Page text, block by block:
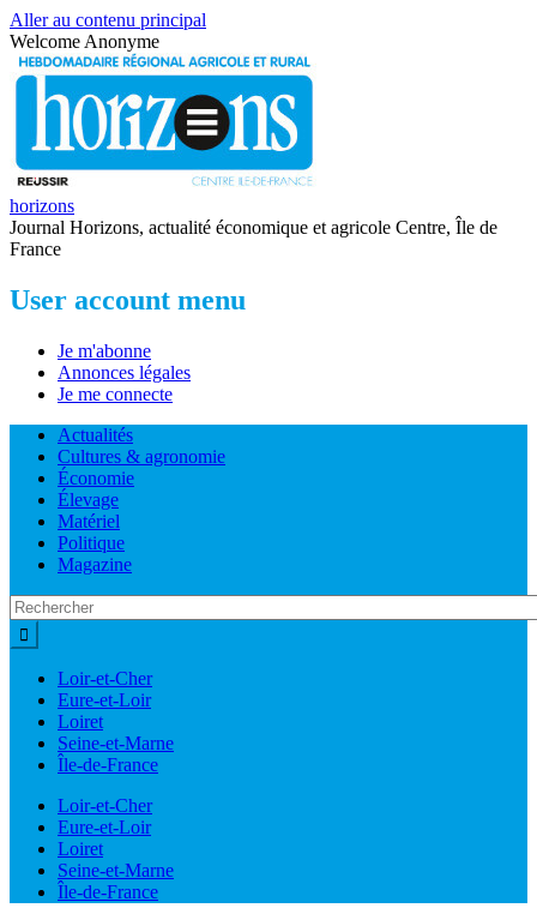
Aller au contenu principal
Welcome Anonyme
horizons
Journal Horizons, actualité économique et agricole Centre, Île de
France
User account menu
Je m'abonne
Annonces légales
Je me connecte
Actualités
Cultures & agronomie
Économie
Élevage
Matériel
Politique
Magazine
Loir-et-Cher
Eure-et-Loir
Loiret
Seine-et-Marne
Île-de-France
Loir-et-Cher
Eure-et-Loir
Loiret
Seine-et-Marne
Île-de-France